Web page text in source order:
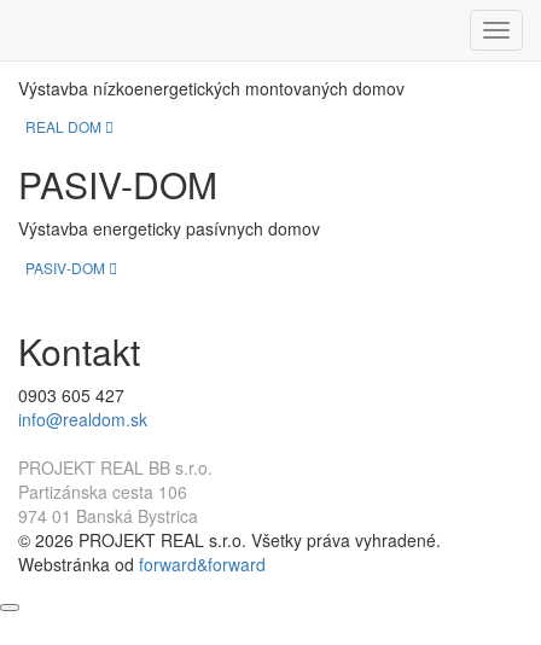
Menu
Výstavba nízkoenergetických montovaných domov
REAL DOM
PASIV-DOM
Výstavba energeticky pasívnych domov
PASIV-DOM
Kontakt
0903 605 427
info@realdom.sk
PROJEKT REAL BB s.r.o.
Partizánska cesta 106
974 01 Banská Bystrica
© 2026 PROJEKT REAL s.r.o. Všetky práva vyhradené.
Webstránka od forward&forward